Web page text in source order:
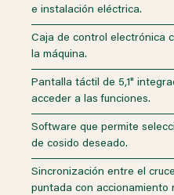
e instalación eléctrica.
Caja de control electrónica
la máquina.
Pantalla táctil de 5,1"
acceder a las funciones.
Software que permite
de cosido deseado.
Sincronización entre el
puntada con accionamiento